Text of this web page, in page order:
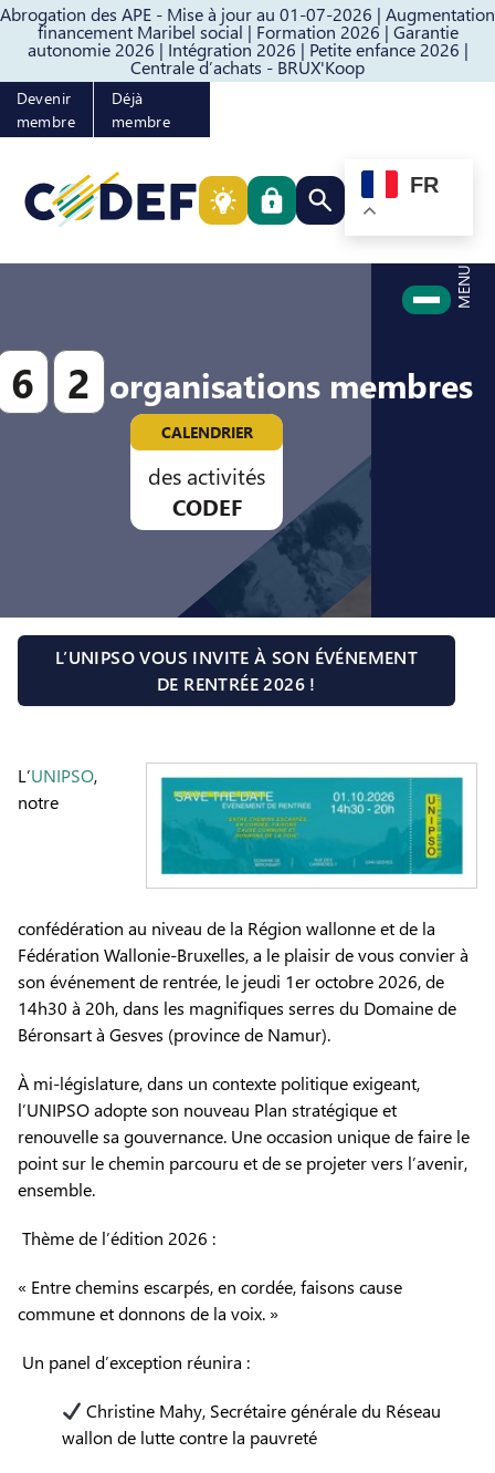
Abrogation des APE - Mise à jour au 01-07-2026 | Augmentation
financement Maribel social | Formation 2026 | Garantie
autonomie 2026 | Intégration 2026 | Petite enfance 2026 |
Centrale d’achats - BRUX'Koop
Passer au contenuPasser au pied de page
Devenir
membre
Déjà
membre
Rechercher quelque
FR
MENU
6 2 organisations membres
CALENDRIER
des activités
CODEF
L’UNIPSO VOUS INVITE À SON ÉVÉNEMENT
DE RENTRÉE 2026 !
L’UNIPSO,
notre
confédération au niveau de la Région wallonne et de la
Fédération Wallonie-Bruxelles, a le plaisir de vous convier à
son événement de rentrée, le jeudi 1er octobre 2026, de
14h30 à 20h, dans les magnifiques serres du Domaine de
Béronsart à Gesves (province de Namur).
À mi-législature, dans un contexte politique exigeant,
l’UNIPSO adopte son nouveau Plan stratégique et
renouvelle sa gouvernance. Une occasion unique de faire le
point sur le chemin parcouru et de se projeter vers l’avenir,
ensemble.
Thème de l’édition 2026 :
« Entre chemins escarpés, en cordée, faisons cause
commune et donnons de la voix. »
Un panel d’exception réunira :
Christine Mahy, Secrétaire générale du Réseau
wallon de lutte contre la pauvreté